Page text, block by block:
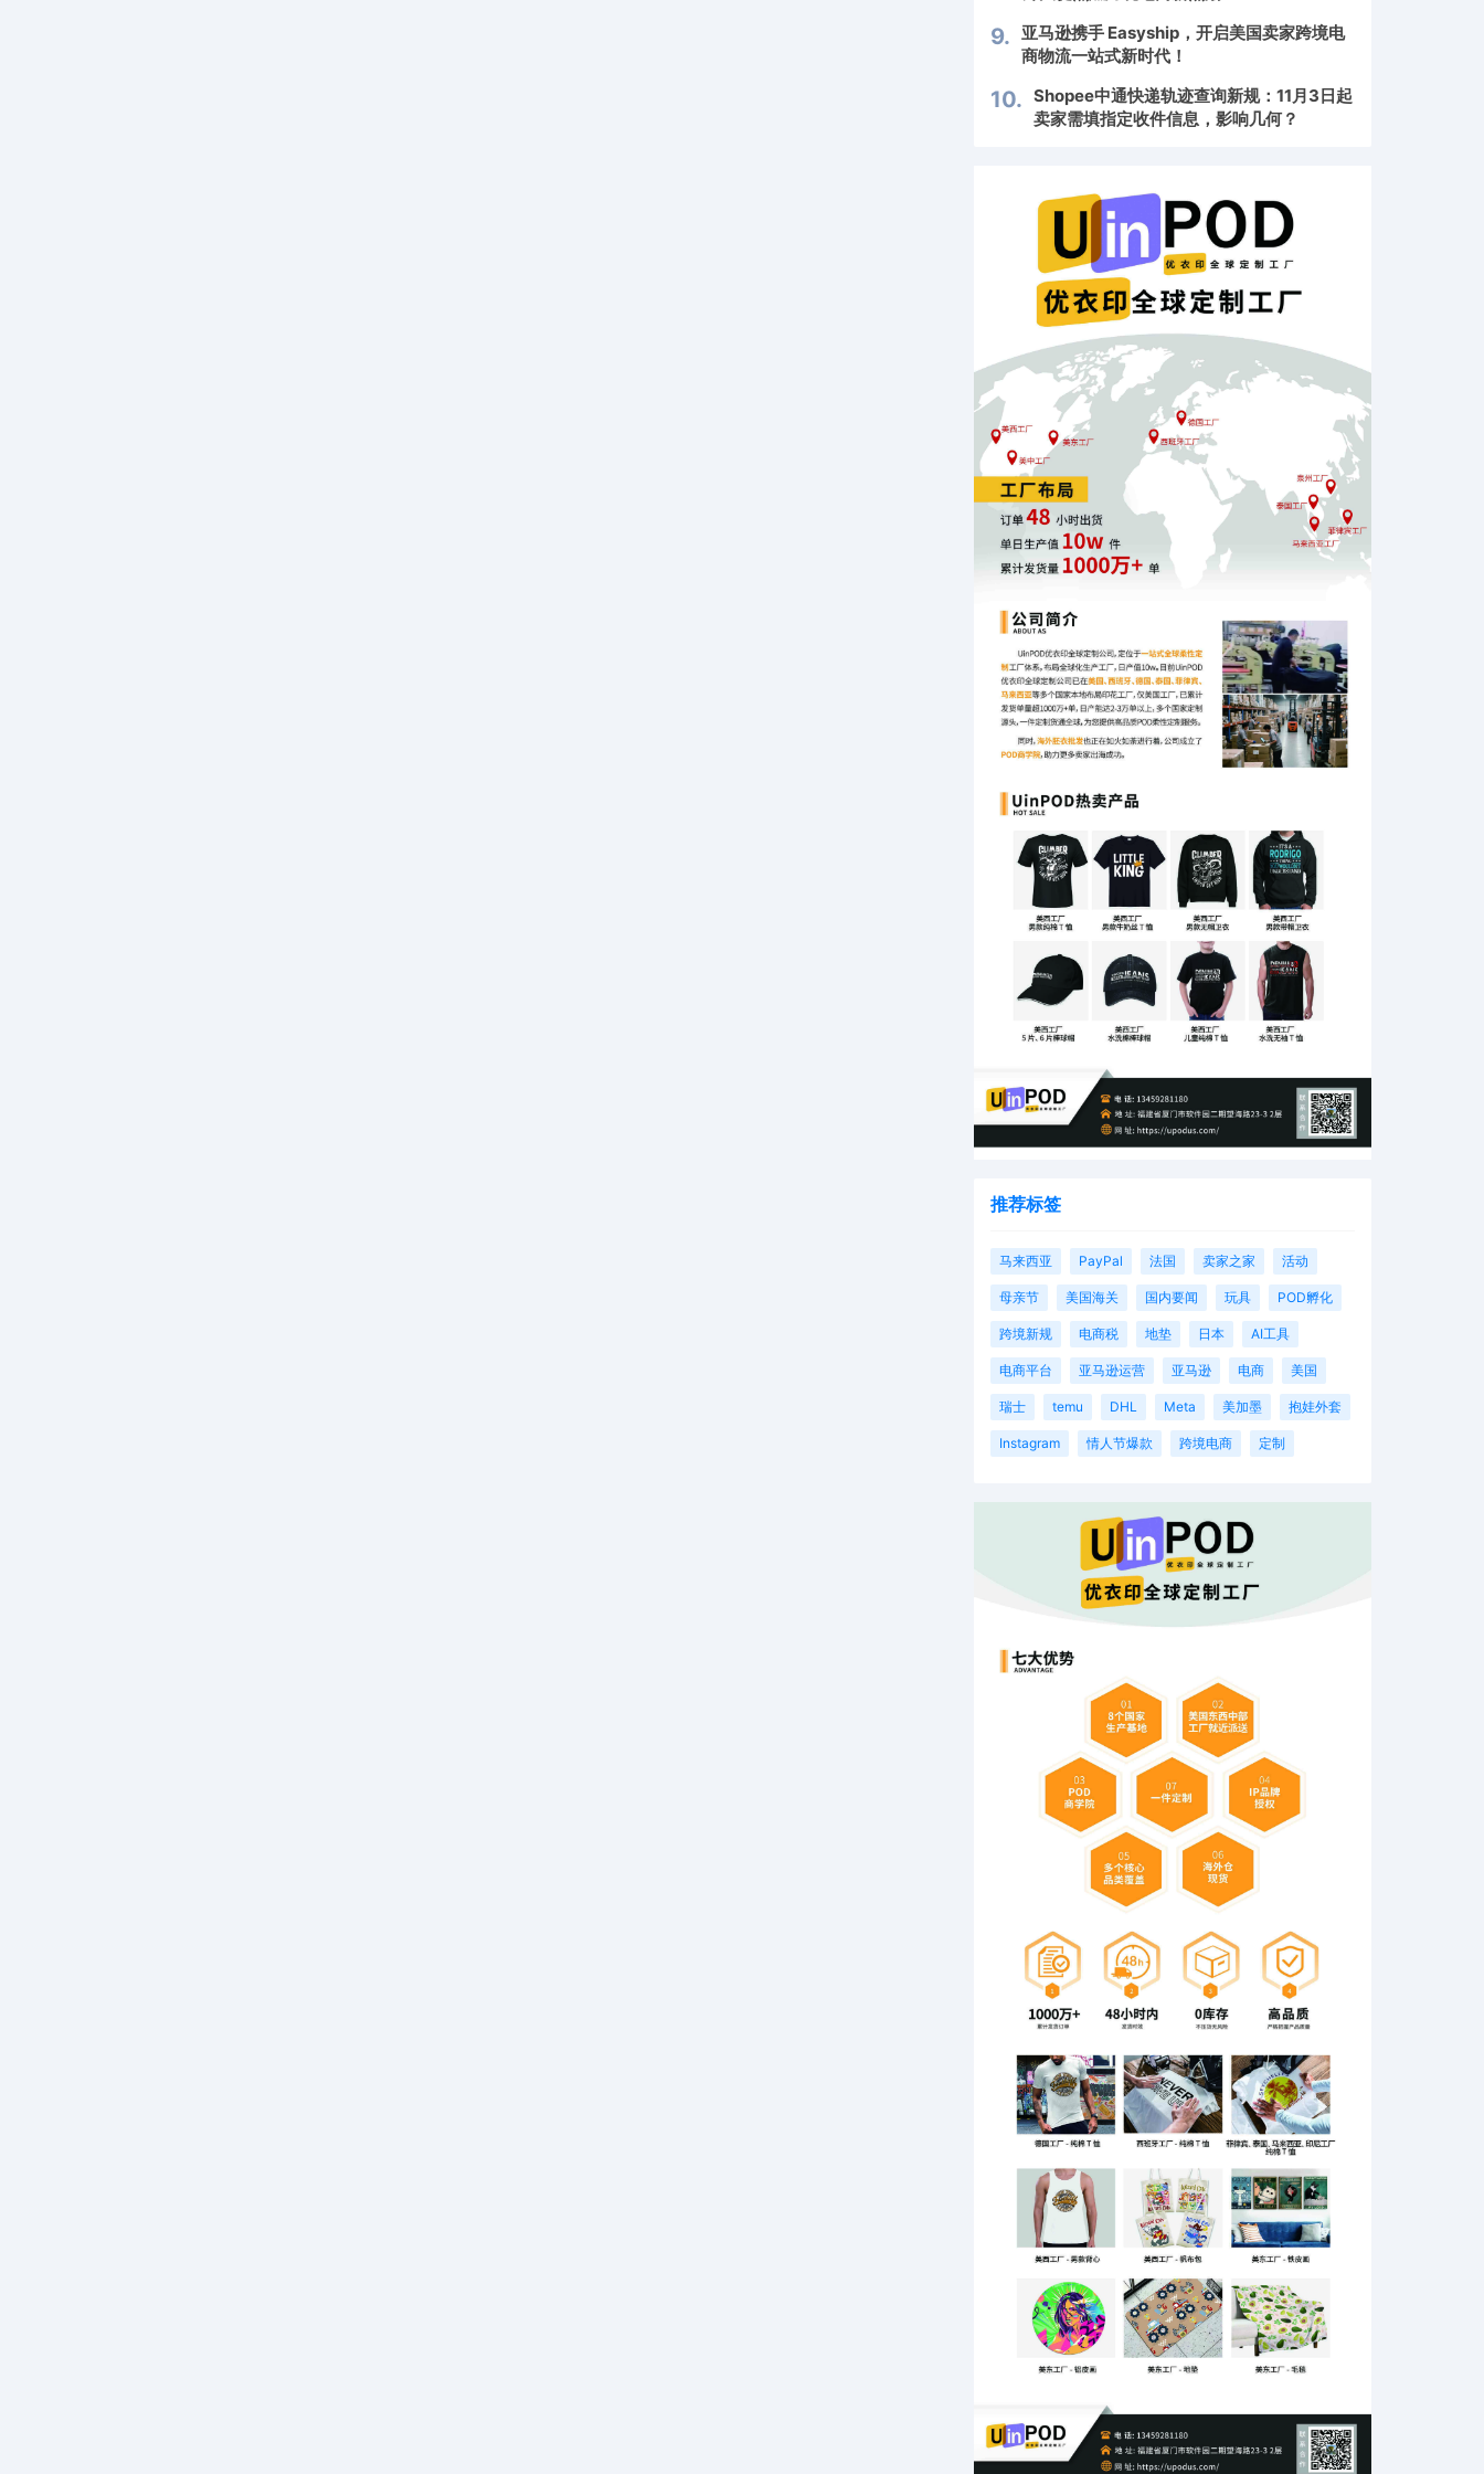
9. 亚马逊携手 Easyship，开启美国卖家跨境电
商物流一站式新时代！
10. Shopee中通快递轨迹查询新规：11月3日起
卖家需填指定收件信息，影响几何？
推荐标签
马来西亚 PayPal 法国 卖家之家 活动
母亲节 美国海关 国内要闻 玩具 POD孵化
跨境新规 电商税 地垫 日本 AI工具
电商平台 亚马逊运营 亚马逊 电商 美国
瑞士 temu DHL Meta 美加墨 抱娃外套
Instagram 情人节爆款 跨境电商 定制